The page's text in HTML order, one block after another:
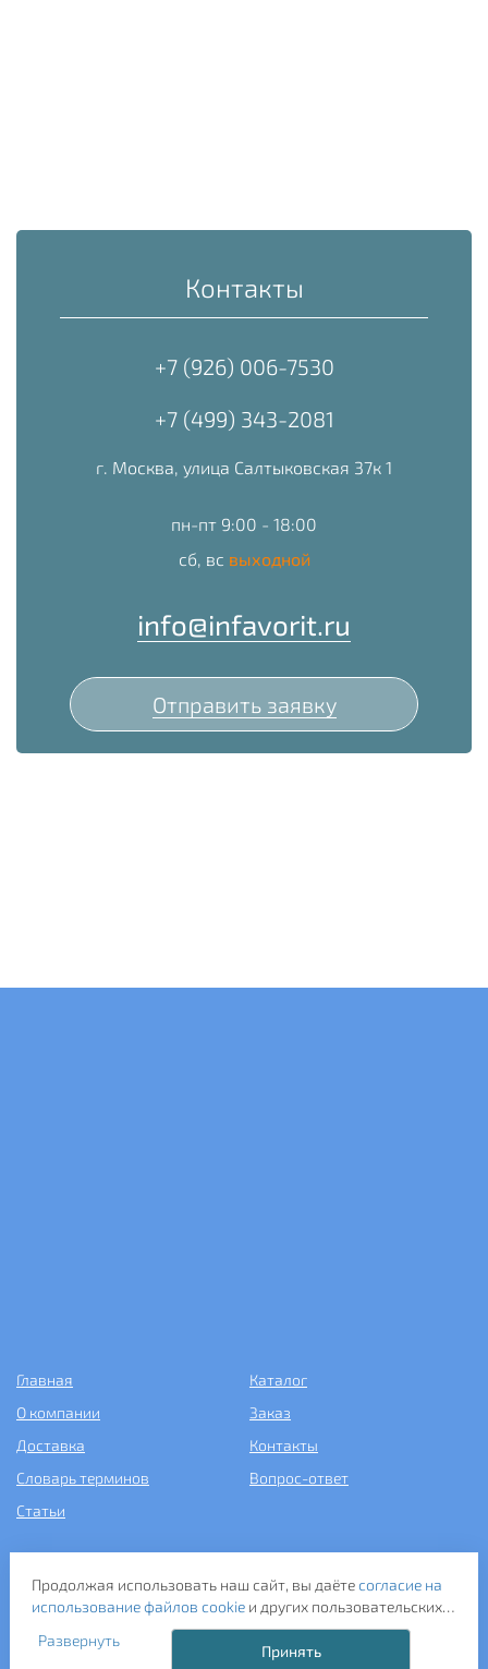
Контакты
+7 (926) 006-7530
+7 (499) 343-2081
г. Москва, улица Салтыковская 37к 1
пн-пт 9:00 - 18:00
сб, вс выходной
info@infavorit.ru
Отправить заявку
Главная
Каталог
О компании
Заказ
Доставка
Контакты
Словарь терминов
Вопрос-ответ
Статьи
ООО «САНТЕХПОСТАВКА»
ИНН: 7731286301
Продолжая использовать наш сайт, вы даётесогласие на
использование файлов cookieи других пользовательских
данных (включая IP-адрес, сведения о местоположении,
устройстве, действиях на сайте и т. п.) для
Развернуть
Принять